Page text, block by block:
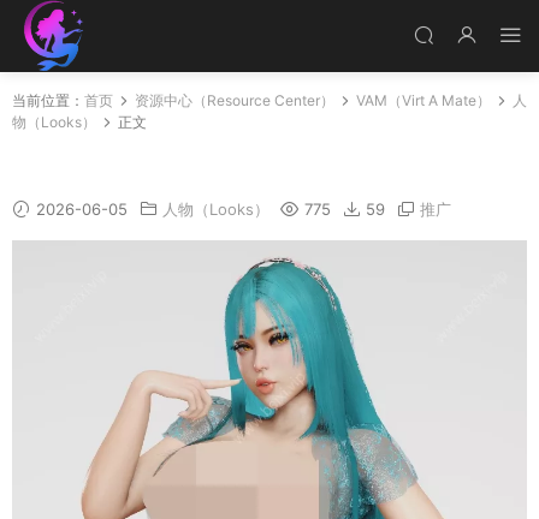
当前位置： 首页 资源中心（Resource Center） VAM（Virt A Mate）
人
物（Looks）
正文
2026-06-05 人物（Looks） 775 59 推广